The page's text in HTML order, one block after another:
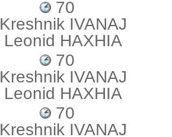
70
Kreshnik IVANAJ
Leonid HAXHIA
70
Kreshnik IVANAJ
Leonid HAXHIA
70
Kreshnik IVANAJ